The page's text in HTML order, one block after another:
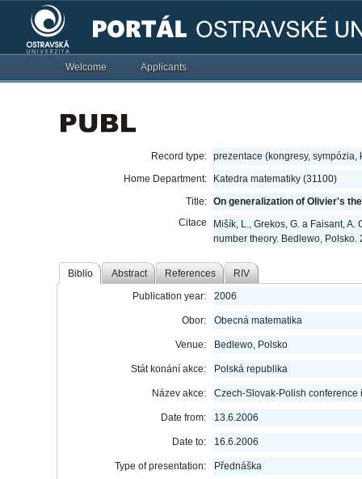
Welcome Applicants
Record type: prezentace (kongresy, sympózia,
Home Department:
Katedra matematiky (31100)
Title: On generalization of Olivier's
Citace
Mišík, L., Grekos, G. a Faisant,
number theory. Bedlewo, Polsko.
Biblio Abstract References RIV
Publication year: 2006
Obor: Obecná matematika
Venue: Bedlewo, Polsko
Stát konání akce: Polská republika
Název akce: Czech-Slovak-Polish conference
Date from: 13.6.2006
Date to: 16.6.2006
Type of presentation: Přednáška